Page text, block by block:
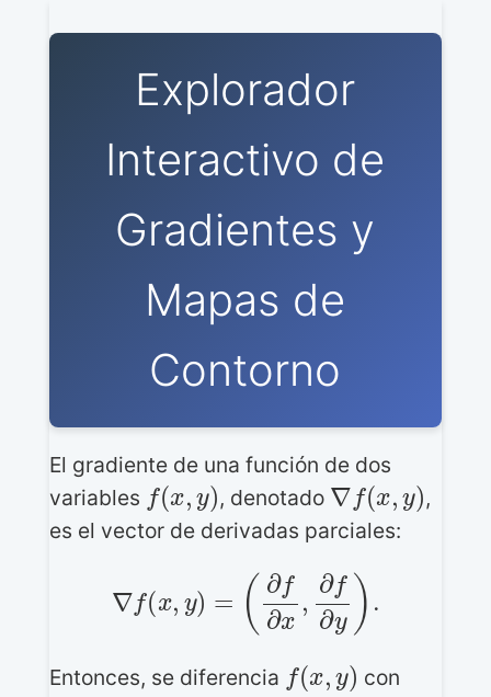
Explorador
Interactivo de
Gradientes y
Mapas de
Contorno
El gradiente de una función de dos
variables
f(x,y )
, denotado
∇f(x,y
,
es el vector de derivadas parciales:
f∂x, ∂y ).
Entonces, se diferencia
f(x )
con